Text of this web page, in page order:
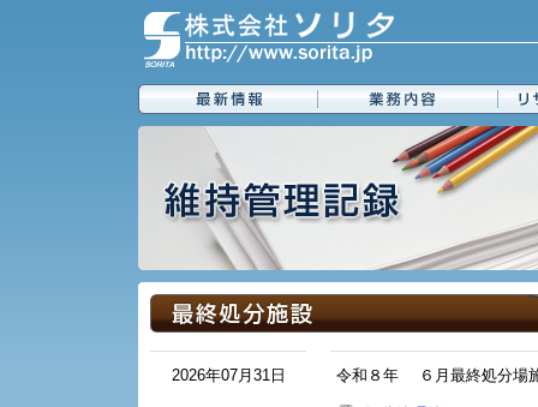
2026年07月31日 令和８年 ６月最終処分場